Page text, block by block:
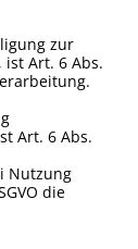
zur
Art. 6 Abs.
Art. 6 Abs.
Nutzung
die